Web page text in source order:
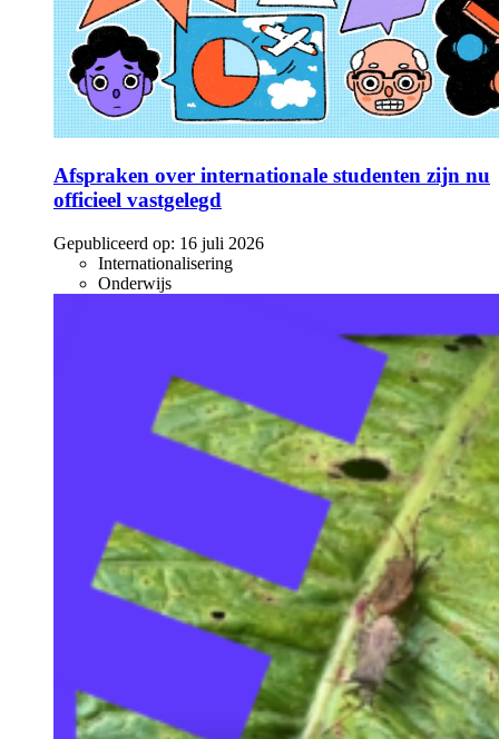
Afspraken over internationale studenten zijn nu
officieel vastgelegd
Gepubliceerd op: 16 juli 2026
Internationalisering
Onderwijs